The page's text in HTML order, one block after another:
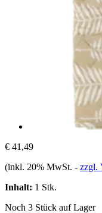
€ 41,49
(inkl. 20% MwSt. - zzgl.
Inhalt: 1 Stk.
Noch 3 Stück auf Lager